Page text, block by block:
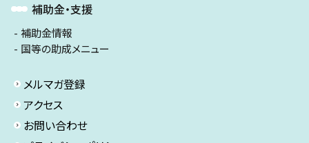
補助金・支援
補助金情報
国等の助成メニュー
メルマガ登録
アクセス
お問い合わせ